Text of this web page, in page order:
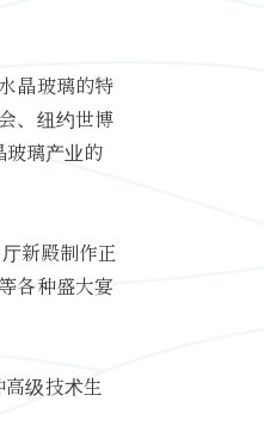
晶玻璃的特
、纽约世博
璃产业的
新殿制作正
各种盛大宴
级技术生